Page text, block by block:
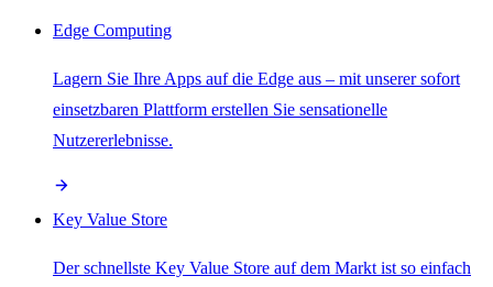
Edge Computing
Lagern Sie Ihre Apps auf die Edge aus – mit unserer sofort
einsetzbaren Plattform erstellen Sie sensationelle
Nutzererlebnisse.
Key Value Store
Der schnellste Key Value Store auf dem Markt ist so einfach